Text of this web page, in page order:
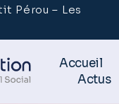
Pérou – Les
Accueil
Actus